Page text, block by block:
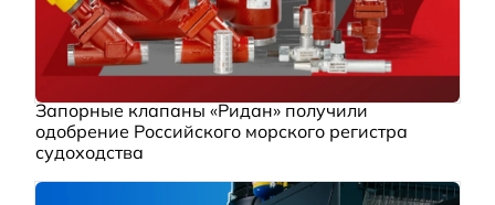
Запорные клапаны «Ридан» получили
одобрение Российского морского регистра
судоходства